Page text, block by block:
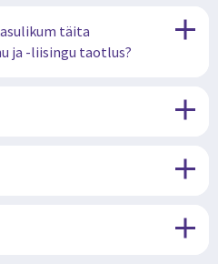
täita
ja -liisingu taotlus?